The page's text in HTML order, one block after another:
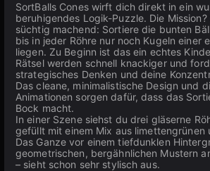
SortBalls Cones wirft dich direkt in ein
beruhigendes Logik-Puzzle. Die
süchtig machend: Sortiere die bunten
bis in jeder Röhre nur noch Kugeln einer
liegen. Zu Beginn ist das ein echtes
Rätsel werden schnell knackiger und
strategisches Denken und deine
Das cleane, minimalistische Design und
Animationen sorgen dafür, dass das
Bock macht.
In einer Szene siehst du drei gläserne
gefüllt mit einem Mix aus limettengrünen
Das Ganze vor einem tiefdunklen
geometrischen, bergähnlichen Mustern
– sieht schon sehr stylisch aus.